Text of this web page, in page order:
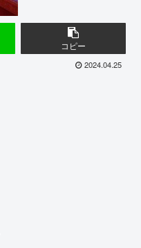
コピー
2024.04.25